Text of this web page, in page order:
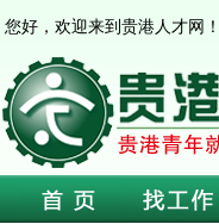
您好，欢迎来到贵港人才网！